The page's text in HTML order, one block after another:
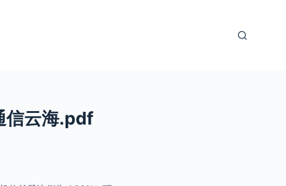
信云海.pdf